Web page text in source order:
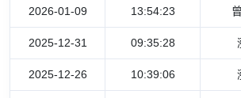
2026-01-09 13:54:23
2025-12-31 09:35:28
2025-12-26 10:39:06